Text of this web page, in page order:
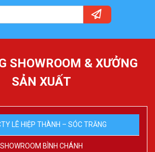
SHOWROOM & XƯỞNG
SẢN XUẤT
LÊ HIỆP THÀNH – SÓC TRĂNG
SHOWROOM BÌNH CHÁNH